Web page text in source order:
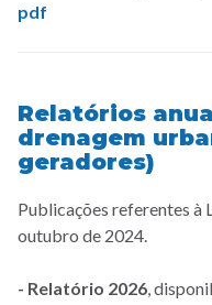
pdf
Relatórios
drenagem
geradores)
Publicações referentes à
outubro de 2024.
- Relatório 2026,